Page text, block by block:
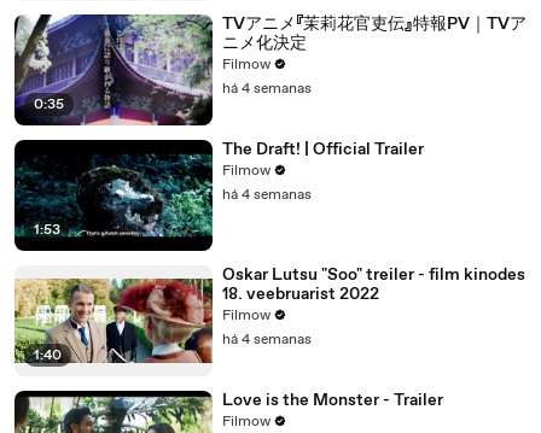
0:35
TVアニメ『茉莉花官吏伝』特報PV｜TVア
ニメ化決定
Filmow
há 4 semanas
1:53
The Draft! | Official Trailer
Filmow
há 4 semanas
1:40
Oskar Lutsu "Soo" treiler - film kinodes
18. veebruarist 2022
Filmow
há 4 semanas
Love is the Monster - Trailer
Filmow